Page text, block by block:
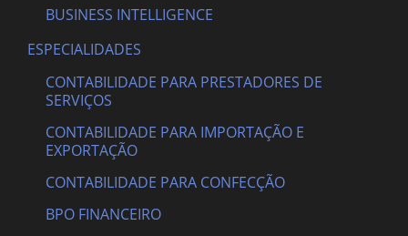
BUSINESS INTELLIGENCE
ESPECIALIDADES
CONTABILIDADE PARA PRESTADORES DE
SERVIÇOS
CONTABILIDADE PARA IMPORTAÇÃO E
EXPORTAÇÃO
CONTABILIDADE PARA CONFECÇÃO
BPO FINANCEIRO